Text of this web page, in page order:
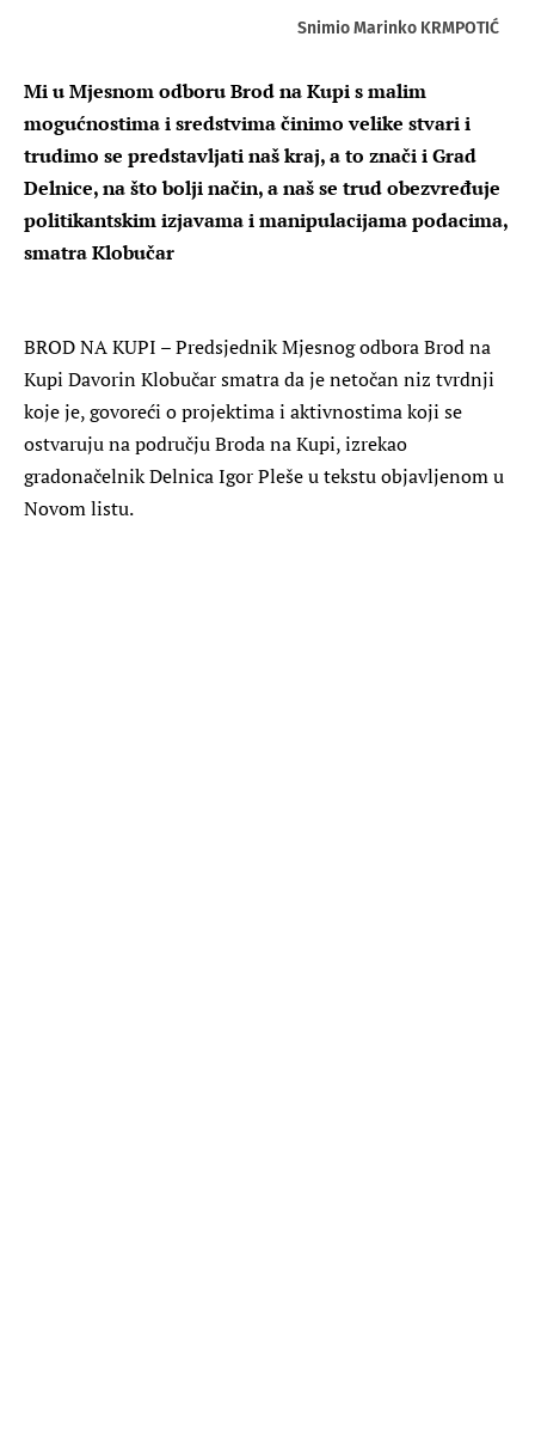
Snimio Marinko KRMPOTIĆ
Mi u Mjesnom odboru Brod na Kupi s malim
mogućnostima i sredstvima činimo velike stvari i
trudimo se predstavljati naš kraj, a to znači i Grad
Delnice, na što bolji način, a naš se trud obezvređuje
politikantskim izjavama i manipulacijama podacima,
smatra Klobučar
BROD NA KUPI – Predsjednik Mjesnog odbora Brod na
Kupi Davorin Klobučar smatra da je netočan niz tvrdnji
koje je, govoreći o projektima i aktivnostima koji se
ostvaruju na području Broda na Kupi, izrekao
gradonačelnik Delnica Igor Pleše u tekstu objavljenom u
Novom listu.